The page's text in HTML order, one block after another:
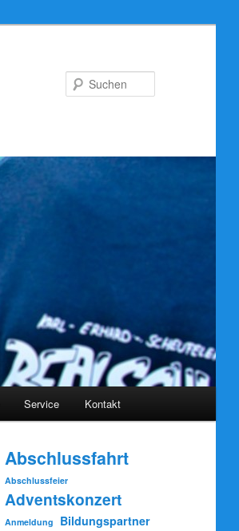
Service Kontakt
Abschlussfahrt
Abschlussfeier
Adventskonzert
Anmeldung Bildungspartner